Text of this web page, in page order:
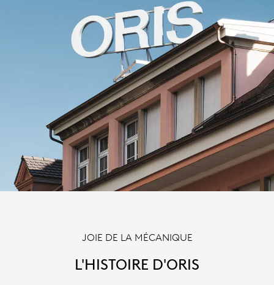
JOIE DE LA MÉCANIQUE
L'HISTOIRE D'ORIS